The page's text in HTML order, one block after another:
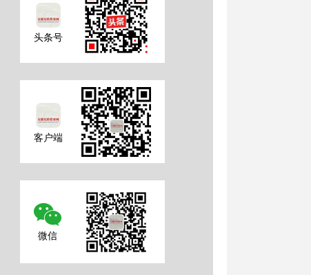
头条号
客户端
微信